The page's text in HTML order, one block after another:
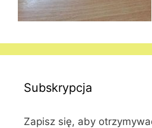
Subskrypcja
Zapisz się, aby